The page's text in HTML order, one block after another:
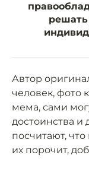
Автор
человек, фото
мема, сами
достоинства и
посчитают,
их порочит,